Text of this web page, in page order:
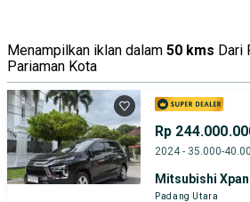
Menampilkan iklan dalam 50 kms Dari
Pariaman Kota
Rp
2024 - 35.000-
Mitsubishi
Padang Utara